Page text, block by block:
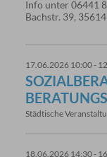
Info unter 06441
Bachstr. 39,
17.06.2026 10:00 -
Städtische
18.06.2026 14:30 -